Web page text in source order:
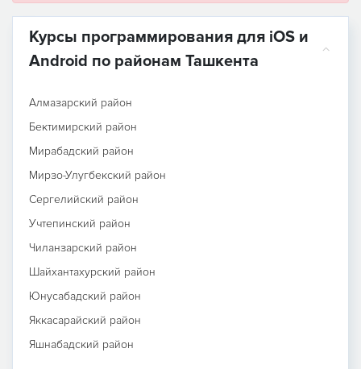
Курсы программирования для iOS и
Android по районам Ташкента
Алмазарский район
Бектимирский район
Мирабадский район
Мирзо-Улугбекский район
Сергелийский район
Учтепинский район
Чиланзарский район
Шайхантахурский район
Юнусабадский район
Яккасарайский район
Яшнабадский район